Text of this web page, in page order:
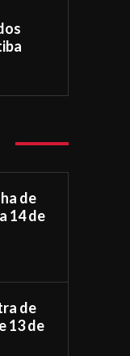
de
14 de
de
13 de